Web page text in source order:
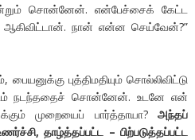
சொன்னேன். என்பேச்சைக் கேட்ட
நான் என்ன செய்வேன்?”
புத்திமதியும் சொல்லிவிட்டு
நடந்ததைச் சொன்னேன். உடனே என்
முறையைப் பார்த்தாயா?அந்தப்
தாழ்த்தப்பட்ட – பிற்படுத்தப்பட்ட